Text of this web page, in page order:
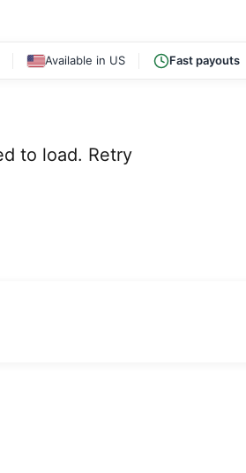
Available in US Fast payouts
to load. Retry